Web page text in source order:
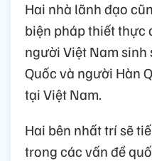
Hai nhà lãnh đạo
biện pháp thiết thực
người Việt Nam sinh
Quốc và người Hàn
tại Việt Nam.
Hai bên nhất trí sẽ
trong các vấn đề